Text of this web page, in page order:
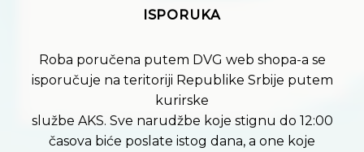
ISPORUKA
Roba poručena putem DVG web shopa-a se
isporučuje na teritoriji Republike Srbije putem
kurirske
službe AKS. Sve narudžbe koje stignu do 12:00
časova biće poslate istog dana, a one koje